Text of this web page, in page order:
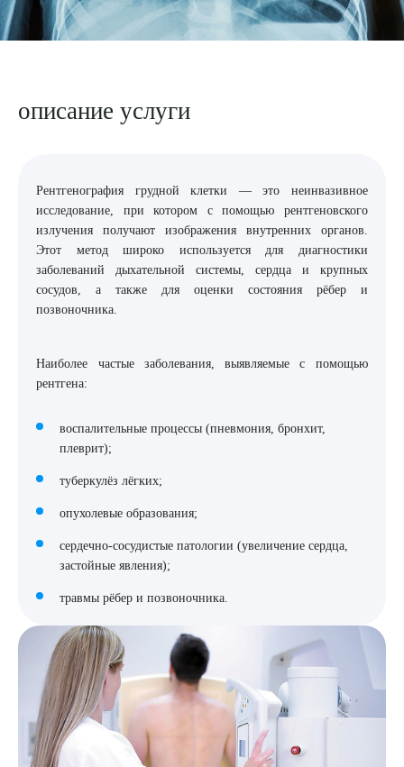
8 (863) 309-05-06
описание услуги
Рентгенография грудной клетки — это неинвазивное
исследование, при котором с помощью рентгеновского
излучения получают изображения внутренних органов.
Этот метод широко используется для диагностики
заболеваний дыхательной системы, сердца и крупных
сосудов, а также для оценки состояния рёбер и
позвоночника.
Наиболее частые заболевания, выявляемые с помощью
рентгена:
воспалительные процессы (пневмония, бронхит,
плеврит);
туберкулёз лёгких;
опухолевые образования;
сердечно-сосудистые патологии (увеличение сердца,
застойные явления);
травмы рёбер и позвоночника.